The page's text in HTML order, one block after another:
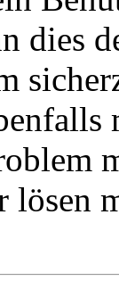
dies
lösen